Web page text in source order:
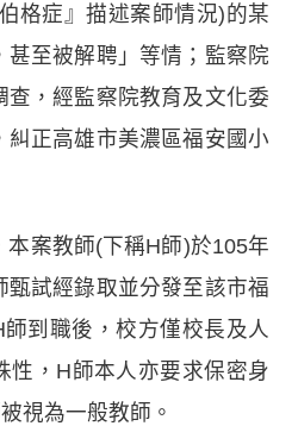
格症』描述案師情況)的某
至被解聘」等情；監察院
查，經監察院教育及文化委
糾正高雄市美濃區福安國小
案教師(下稱H師)於105年
試經錄取並分發至該市福
到職後，校方僅校長及人
性，H師本人亦要求保密身
視為一般教師。